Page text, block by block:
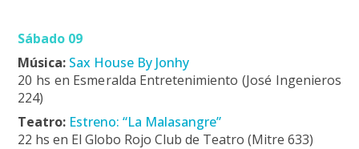
Sábado 09
Música: Sax House By Jonhy
20 hs en Esmeralda Entretenimiento (José Ingenieros
224)
Teatro: Estreno: “La Malasangre”
22 hs en El Globo Rojo Club de Teatro (Mitre 633)